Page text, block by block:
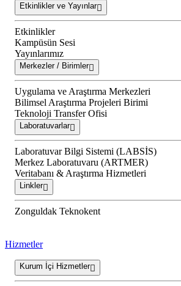
Etkinlikler ve Yayınlar
Etkinlikler
Kampüsün Sesi
Yayınlarımız
Merkezler / Birimler
Uygulama ve Araştırma Merkezleri
Bilimsel Araştırma Projeleri Birimi
Teknoloji Transfer Ofisi
Laboratuvarlar
Laboratuvar Bilgi Sistemi (LABSİS)
Merkez Laboratuvaru (ARTMER)
Veritabanı & Araştırma Hizmetleri
Linkler
Zonguldak Teknokent
Hizmetler
Kurum İçi Hizmetler